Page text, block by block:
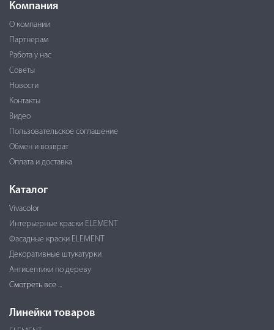
Компания
О компании
Партнерам
Работа у нас
Советы
Новости
Контакты
Видео
Пользовательское соглашение
Обмен и возврат
Оплата и доставка
Каталог
Vivacolor
Интерьерные краски ELEMENT
Фасадные краски ELEMENT
Декоративные штукатурки
Антисептики по дереву
Смотреть все ...
Линейки товаров